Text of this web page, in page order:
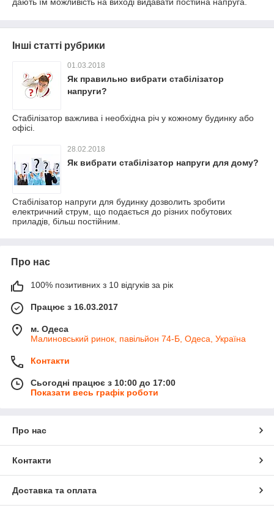
Інші статті рубрики
01.03.2018
Як правильно вибрати стабілізатор
напруги?
Стабілізатор важлива і необхідна річ у кожному будинку або
офісі.
28.02.2018
Як вибрати стабілізатор напруги для дому?
Стабілізатор напруги для будинку дозволить зробити
електричний струм, що подається до різних побутових
приладів, більш постійним.
Про нас
100% позитивних з 10 відгуків за рік
Працює з 16.03.2017
м. Одеса
Малиновський ринок, павільйон 74-Б, Одеса, Україна
Контакти
Сьогодні працює з 10:00 до 17:00
Показати весь графік роботи
Про нас
Контакти
Доставка та оплата